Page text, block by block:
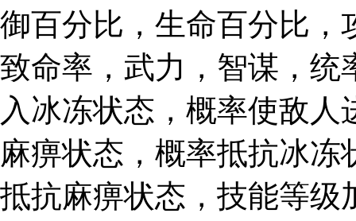
御百分比，生命百分比，
致命率，武力，智谋，统
入冰冻状态，概率使敌
麻痹状态，概率抵抗冰
抵抗麻痹状态，技能等级